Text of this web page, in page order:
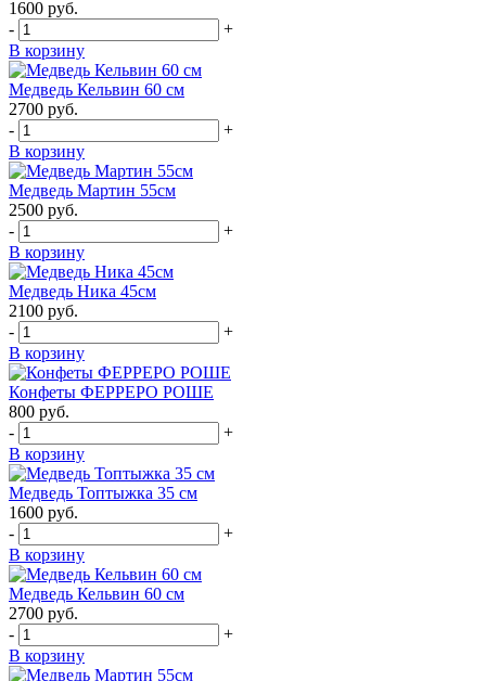
1600 руб.
-
+
В корзину
Медведь Кельвин 60 см
2700 руб.
-
+
В корзину
Медведь Мартин 55см
2500 руб.
-
+
В корзину
Медведь Ника 45см
2100 руб.
-
+
В корзину
Конфеты ФЕРРЕРО РОШЕ
800 руб.
-
+
В корзину
Медведь Топтыжка 35 см
1600 руб.
-
+
В корзину
Медведь Кельвин 60 см
2700 руб.
-
+
В корзину